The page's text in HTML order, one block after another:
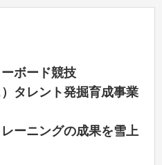
ーボード競技
タレント発掘育成事業
ーニングの成果を雪上